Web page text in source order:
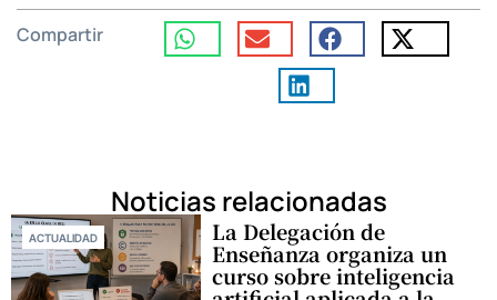
Compartir
Noticias relacionadas
ACTUALIDAD La Delegación de
Enseñanza organiza un
curso sobre inteligencia